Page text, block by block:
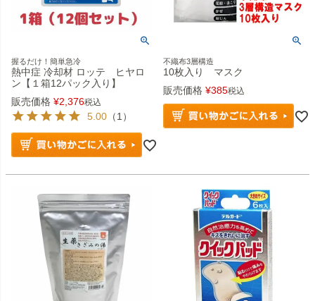
握るだけ！簡単急冷
熱中症 冷却材 ロッテ ヒヤロ
ン【１箱12パック入り】
販売価格 ¥2,376税込
5.00 （1）
不織布3層構造
10枚入り マスク
販売価格 ¥385税込